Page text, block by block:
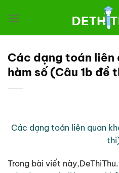
đến
Các dạng toán liên
hàm số (Câu 1b đề
Các dạng toán liên quan
Trong bài viết